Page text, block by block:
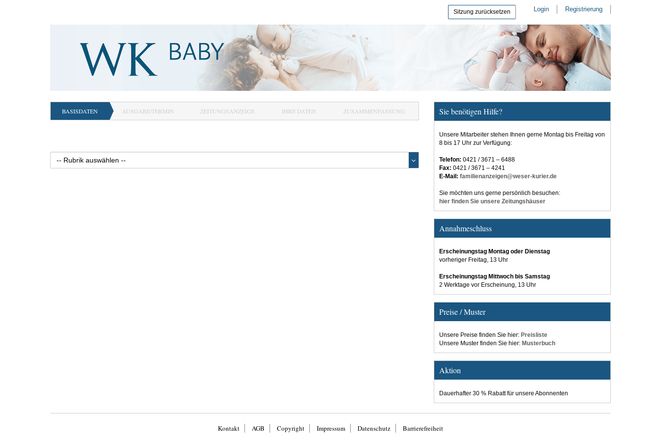
Login Registrierung
Sitzung zurücksetzen
BASISDATEN AUSGABE/TERMIN ZEITUNGSANZEIGE IHRE DATEN ZUSAMMENFASSUNG Sie benötigen Hilfe?
Unsere Mitarbeiter stehen Ihnen gerne Montag bis Freitag von
8 bis 17 Uhr zur Verfügung:
Telefon: 0421 / 3671 – 6488
Fax: 0421 / 3671 – 4241
E-Mail: familienanzeigen@weser-kurier.de
Sie möchten uns gerne persönlich besuchen:
hier finden Sie unsere Zeitungshäuser
Annahmeschluss
Erscheinungstag Montag oder Dienstag
vorheriger Freitag, 13 Uhr
Erscheinungstag Mittwoch bis Samstag
2 Werktage vor Erscheinung, 13 Uhr
Preise / Muster
Unsere Preise finden Sie hier: Preisliste
Unsere Muster finden Sie hier: Musterbuch
Aktion
Dauerhafter 30 % Rabatt für unsere Abonnenten
Kontakt AGB Copyright Impressum Datenschutz Barrierefreiheit